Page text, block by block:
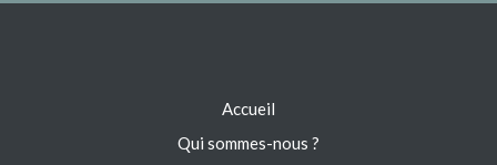
Accueil
Qui sommes-nous ?